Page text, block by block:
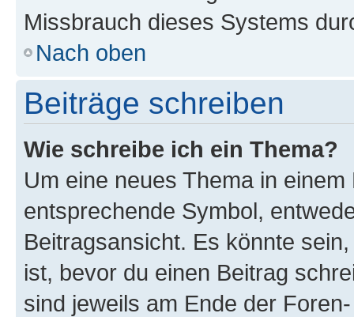
Missbrauch dieses Systems
Nach oben
Beiträge schreiben
Wie schreibe ich ein Thema?
Um eine neues Thema in
entsprechende Symbol,
Beitragsansicht. Es könnte
ist, bevor du einen Beitrag
sind jeweils am Ende der